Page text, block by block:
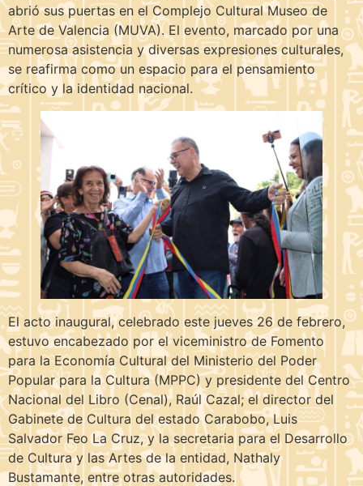
abrió sus puertas en el Complejo Cultural Museo de
Arte de Valencia (MUVA). El evento, marcado por una
numerosa asistencia y diversas expresiones culturales,
se reafirma como un espacio para el pensamiento
crítico y la identidad nacional.
El acto inaugural, celebrado este jueves 26 de febrero,
estuvo encabezado por el viceministro de Fomento
para la Economía Cultural del Ministerio del Poder
Popular para la Cultura (MPPC) y presidente del Centro
Nacional del Libro (Cenal), Raúl Cazal; el director del
Gabinete de Cultura del estado Carabobo, Luis
Salvador Feo La Cruz, y la secretaria para el Desarrollo
de Cultura y las Artes de la entidad, Nathaly
Bustamante, entre otras autoridades.